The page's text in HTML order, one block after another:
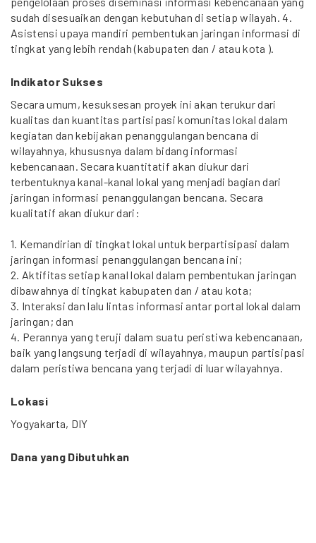
sudah disesuaikan dengan kebutuhan di setiap wilayah. 4.
Asistensi upaya mandiri pembentukan jaringan informasi di
tingkat yang lebih rendah (kabupaten dan / atau kota ).
Indikator Sukses
Secara umum, kesuksesan proyek ini akan terukur dari
kualitas dan kuantitas partisipasi komunitas lokal dalam
kegiatan dan kebijakan penanggulangan bencana di
wilayahnya, khususnya dalam bidang informasi
kebencanaan. Secara kuantitatif akan diukur dari
terbentuknya kanal-kanal lokal yang menjadi bagian dari
jaringan informasi penanggulangan bencana. Secara
kualitatif akan diukur dari:
1. Kemandirian di tingkat lokal untuk berpartisipasi dalam
jaringan informasi penanggulangan bencana ini;
2. Aktifitas setiap kanal lokal dalam pembentukan jaringan
dibawahnya di tingkat kabupaten dan / atau kota;
3. Interaksi dan lalu lintas informasi antar portal lokal dalam
jaringan; dan
4. Perannya yang teruji dalam suatu peristiwa kebencanaan,
baik yang langsung terjadi di wilayahnya, maupun partisipasi
dalam peristiwa bencana yang terjadi di luar wilayahnya.
Lokasi
Yogyakarta, DIY
Dana yang Dibutuhkan